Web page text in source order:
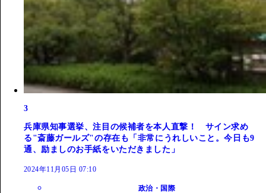
3
兵庫県知事選挙、注目の候補者を本人直撃！ サイン求め
る"斎藤ガールズ"の存在も「非常にうれしいこと。今日も9
通、励ましのお手紙をいただきました」
2024年11月05日 07:10
政治・国際